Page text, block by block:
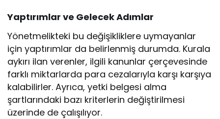
Yaptırımlar ve Gelecek Adımlar
Yönetmelikteki bu değişikliklere uymayanlar
için yaptırımlar da belirlenmiş durumda. Kurala
aykırı ilan verenler, ilgili kanunlar çerçevesinde
farklı miktarlarda para cezalarıyla karşı karşıya
kalabilirler. Ayrıca, yetki belgesi alma
şartlarındaki bazı kriterlerin değiştirilmesi
üzerinde de çalışılıyor.